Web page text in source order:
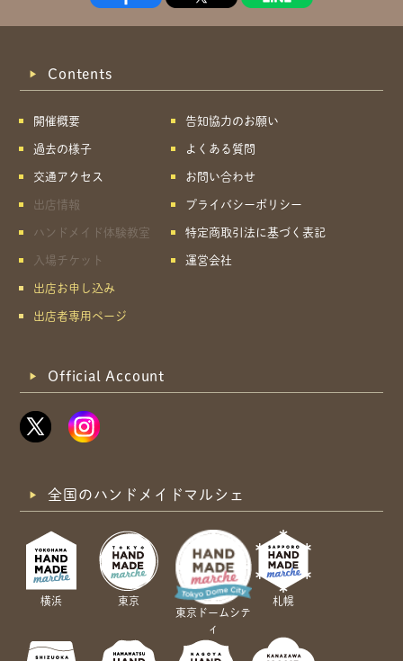
Contents
開催概要
過去の様子
交通アクセス
出店情報
ハンドメイド体験教室
入場チケット
出店お申し込み
出店者専用ページ
告知協力のお願い
よくある質問
お問い合わせ
プライバシーポリシー
特定商取引法に基づく表記
運営会社
Official Account
全国のハンドメイドマルシェ
横浜
東京
東京ドームシテ
ィ
札幌